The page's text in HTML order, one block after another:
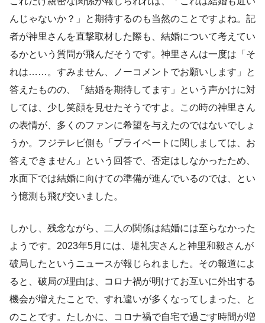
んじゃないか？」と期待するのも当然のことですよね。記
者が神里さんを直撃取材した際も、結婚について考えてい
るかという質問が飛んだそうです。神里さんは一度は「そ
れは……。すみません、ノーコメントでお願いします」と
答えたものの、「結婚を期待してます」という声かけに対
しては、少し笑顔を見せたそうですよ。この時の神里さん
の表情が、多くのファンに希望を与えたのではないでしょ
うか。フジテレビ側も「プライベートに関しましては、お
答えできません」という回答で、否定はしなかったため、
水面下では結婚に向けての準備が進んでいるのでは、とい
う憶測も飛び交いました。
しかし、残念ながら、二人の関係は結婚には至らなかった
ようです。2023年5月には、堤礼実さんと神里和毅さんが
破局したというニュースが報じられました。その報道によ
ると、破局の理由は、コロナ禍が明けてお互いに外出する
機会が増えたことで、すれ違いが多くなってしまった、と
のことです。たしかに、コロナ禍で自宅で過ごす時間が増